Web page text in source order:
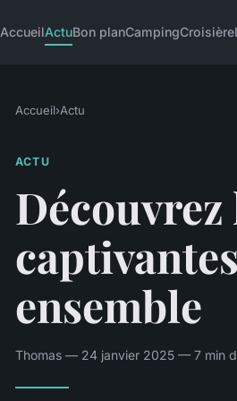
AccueilActuBon planCampingCroisière
Accueil›Actu
ACTU
Découvrez
ensemble
Thomas — 24 janvier 2025 — 7 min